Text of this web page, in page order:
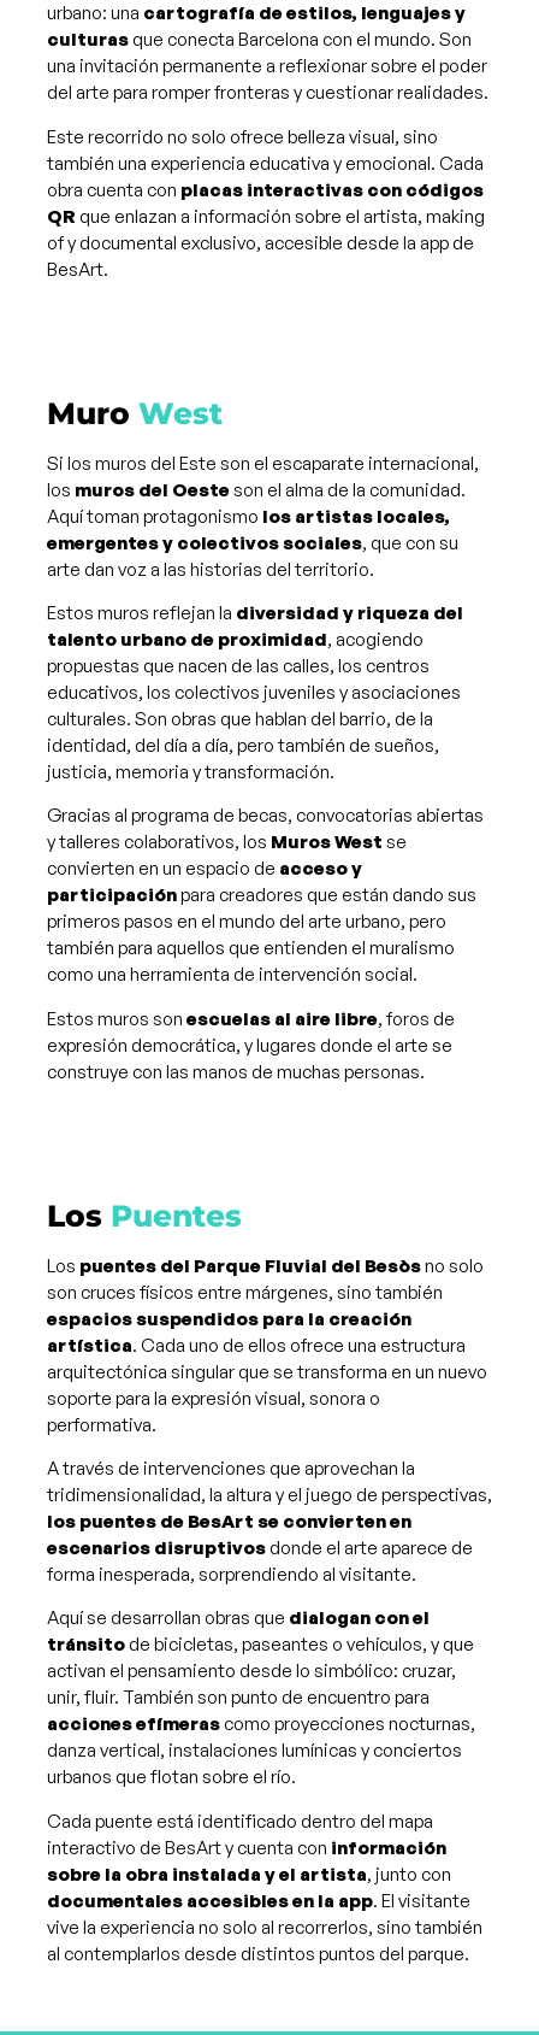
urbano: una cartografía de estilos, lenguajes y
culturas que conecta Barcelona con el mundo. Son
una invitación permanente a reflexionar sobre el poder
del arte para romper fronteras y cuestionar realidades.
Este recorrido no solo ofrece belleza visual, sino
también una experiencia educativa y emocional. Cada
obra cuenta con placas interactivas con códigos
QR que enlazan a información sobre el artista, making
of y documental exclusivo, accesible desde la app de
BesArt.
Si los muros del Este son el escaparate internacional,
los muros del Oesteson el alma de la comunidad.
Aquí toman protagonismo los artistas locales,
emergentes y colectivos sociales, que con su
arte dan voz a las historias del territorio.
Estos muros reflejan la diversidad y riqueza del
talento urbano de proximidad, acogiendo
propuestas que nacen de las calles, los centros
educativos, los colectivos juveniles y asociaciones
culturales. Son obras que hablan del barrio, de la
identidad, del día a día, pero también de sueños,
justicia, memoria y transformación.
Gracias al programa de becas, convocatorias abiertas
y talleres colaborativos, los Muros West se
convierten en un espacio de acceso y
participaciónpara creadores que están dando sus
primeros pasos en el mundo del arte urbano, pero
también para aquellos que entienden el muralismo
como una herramienta de intervención social.
Estos muros son escuelas al aire libre, foros de
expresión democrática, y lugares donde el arte se
construye con las manos de muchas personas.
Muro West
Los puentes del Parque Fluvial del Besòsno solo
son cruces físicos entre márgenes, sino también
espacios suspendidos para la creación
artística. Cada uno de ellos ofrece una estructura
arquitectónica singular que se transforma en un nuevo
soporte para la expresión visual, sonora o
performativa.
A través de intervenciones que aprovechan la
tridimensionalidad, la altura y el juego de perspectivas,
los puentes de BesArt se convierten en
escenarios disruptivos donde el arte aparece de
forma inesperada, sorprendiendo al visitante.
Aquí se desarrollan obras que dialogan con el
tránsito de bicicletas, paseantes o vehículos, y que
activan el pensamiento desde lo simbólico: cruzar,
unir, fluir. También son punto de encuentro para
acciones efímeras como proyecciones nocturnas,
danza vertical, instalaciones lumínicas y conciertos
urbanos que flotan sobre el río.
Cada puente está identificado dentro del mapa
interactivo de BesArt y cuenta con información
sobre la obra instalada y el artista, junto con
documentales accesibles en la app. El visitante
vive la experiencia no solo al recorrerlos, sino también
al contemplarlos desde distintos puntos del parque.
Los Puentes